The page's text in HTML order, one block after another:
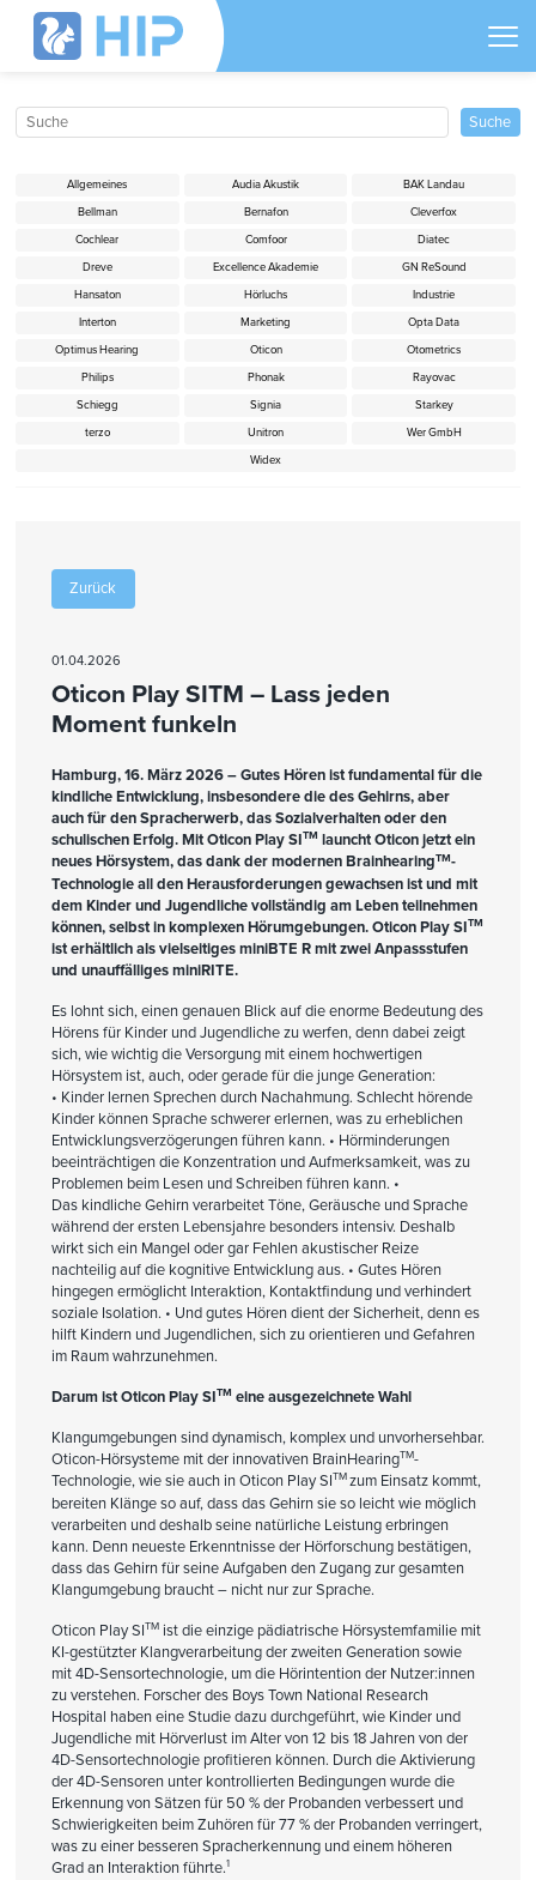
Zurück
01.04.2026
Oticon Play SITM – Lass jeden
Moment funkeln
Hamburg, 16. März 2026 –Gutes Hören ist fundamental für die
kindliche Entwicklung, insbesondere die des Gehirns, aber
auch für den Spracherwerb, das Sozialverhalten oder den
schulischen Erfolg. Mit Oticon Play SITM launcht Oticon jetzt ein
neues Hörsystem, das dank der modernen BrainhearingTM-
Technologie all den Herausforderungen gewachsen ist und mit
dem Kinder und Jugendliche vollständig am Leben teilnehmen
können, selbst in komplexen Hörumgebungen. Oticon Play SITM
ist erhältlich als vielseitiges miniBTE R mit zwei Anpassstufen
und unauffälliges miniRITE.
Es lohnt sich, einen genauen Blick auf die enorme Bedeutung des
Hörens für Kinder und Jugendliche zu werfen, denn dabei zeigt
sich, wie wichtig die Versorgung mit einem hochwertigen
Hörsystem ist, auch, oder gerade für die junge Generation:
• Kinder lernen Sprechen durch Nachahmung. Schlecht hörende
Kinder können Sprache schwerer erlernen, was zu erheblichen
Entwicklungsverzögerungen führen kann. • Hörminderungen
beeinträchtigen die Konzentration und Aufmerksamkeit, was zu
Problemen beim Lesen und Schreiben führen kann. •
Das kindliche Gehirn verarbeitet Töne, Geräusche und Sprache
während der ersten Lebensjahre besonders intensiv. Deshalb
wirkt sich ein Mangel oder gar Fehlen akustischer Reize
nachteilig auf die kognitive Entwicklung aus. • Gutes Hören
hingegen ermöglicht Interaktion, Kontaktfindung und verhindert
soziale Isolation. • Und gutes Hören dient der Sicherheit, denn es
hilft Kindern und Jugendlichen, sich zu orientieren und Gefahren
im Raum wahrzunehmen.
Darum ist Oticon Play SITM eine ausgezeichnete Wahl
Klangumgebungen sind dynamisch, komplex und unvorhersehbar.
Oticon-Hörsysteme mit der innovativen BrainHearingTM-
Technologie, wie sie auch in Oticon Play SITMzum Einsatz kommt,
bereiten Klänge so auf, dass das Gehirn sie so leicht wie möglich
verarbeiten und deshalb seine natürliche Leistung erbringen
kann. Denn neueste Erkenntnisse der Hörforschung bestätigen,
dass das Gehirn für seine Aufgaben den Zugang zur gesamten
Klangumgebung braucht – nicht nur zur Sprache.
Oticon Play SITMist die einzige pädiatrische Hörsystemfamilie mit
KI-gestützter Klangverarbeitung der zweiten Generation sowie
mit 4D-Sensortechnologie, um die Hörintention der Nutzer:innen
zu verstehen. Forscher des Boys Town National Research
Hospital haben eine Studie dazu durchgeführt, wie Kinder und
Jugendliche mit Hörverlust im Alter von 12 bis 18 Jahren von der
4D-Sensortechnologie profitieren können. Durch die Aktivierung
der 4D-Sensoren unter kontrollierten Bedingungen wurde die
Erkennung von Sätzen für 50 % der Probanden verbessert und
Schwierigkeiten beim Zuhören für 77 % der Probanden verringert,
was zu einer besseren Spracherkennung und einem höheren
Grad an Interaktion führte.1
Allgemeines Audia Akustik
BAK Landau
Bellman
Bernafon
Cleverfox
Cochlear
Comfoor
Diatec
Dreve
Excellence Akademie
GN ReSound
Hansaton
Hörluchs
Industrie
Interton
Marketing
Opta Data
Optimus Hearing
Oticon
Otometrics
Philips
Phonak
Rayovac
Schiegg
Signia
Starkey
terzo
Unitron
Wer GmbH
Widex